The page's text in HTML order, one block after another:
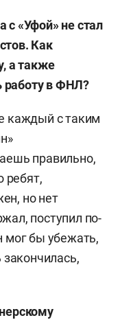
с «Уфой» не стал
Как
а также
работу в ФНЛ?
каждый с таким
правильно,
но нет
поступил по-
мог бы убежать,
закончилась,